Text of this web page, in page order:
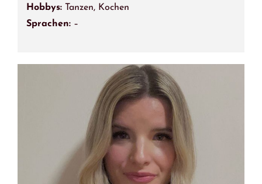
Hobbys:
Tanzen, Kochen
Sprachen: –